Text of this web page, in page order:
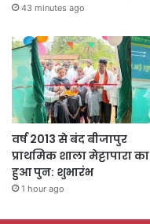
43 minutes ago
वर्ष 2013 से बंद बीजापुर
प्राथमिक शाला मेट्टापारा का
हुआ पुन: शुभारंभ
1 hour ago